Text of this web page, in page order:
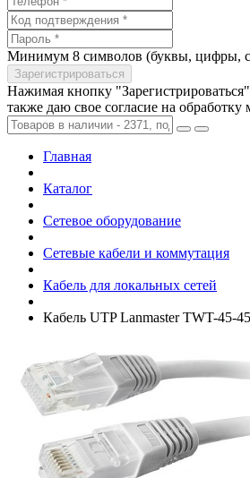
Минимум 8 символов (буквы, цифры,
Нажимая кнопку
также даю свое согласие на
Главная
Каталог
Сетевое оборудование
Сетевые кабели и коммутация
Кабель для локальных сетей
Кабель UTP Lanmaster TWT-45-